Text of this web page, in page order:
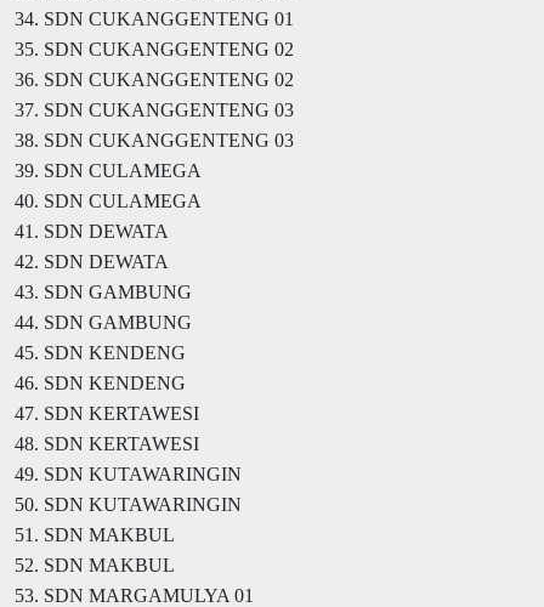
34. SDN CUKANGGENTENG 01
35. SDN CUKANGGENTENG 02
36. SDN CUKANGGENTENG 02
37. SDN CUKANGGENTENG 03
38. SDN CUKANGGENTENG 03
39. SDN CULAMEGA
40. SDN CULAMEGA
41. SDN DEWATA
42. SDN DEWATA
43. SDN GAMBUNG
44. SDN GAMBUNG
45. SDN KENDENG
46. SDN KENDENG
47. SDN KERTAWESI
48. SDN KERTAWESI
49. SDN KUTAWARINGIN
50. SDN KUTAWARINGIN
51. SDN MAKBUL
52. SDN MAKBUL
53. SDN MARGAMULYA 01